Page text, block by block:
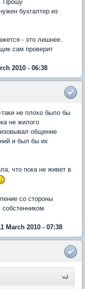
Прошу
бухгалтер из
- это лишнее.
сам проверит
2010 - 06:38
не плохо было бы
не жилого
общение
и был бы их
что пока не живет в
со стороны
March 2010 - 07:38